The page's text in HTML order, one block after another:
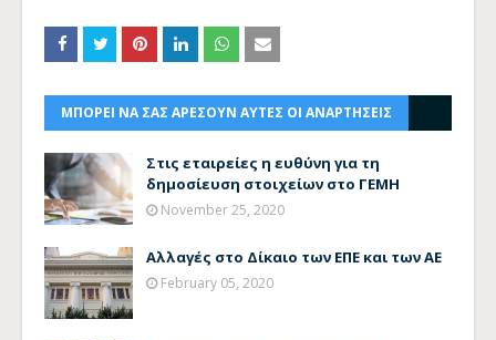
ΜΠΟΡΕΙ ΝΑ ΣΑΣ ΑΡΕΣΟΥΝ ΑΥΤΕΣ ΟΙ ΑΝΑΡΤΗΣΕΙΣ
Στις εταιρείες η ευθύνη για τη
δημοσίευση στοιχείων στο ΓΕΜΗ
November 25, 2020
Αλλαγές στο Δίκαιο των ΕΠΕ και των ΑΕ
February 05, 2020